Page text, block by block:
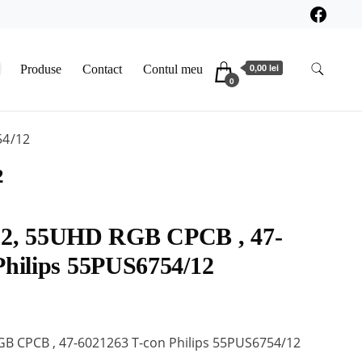
Produse Contact Contul meu
0
0,00 lei
12
55UHD RGB CPCB , 47-
55PUS6754/12
CPCB , 47-6021263 T-con Philips 55PUS6754/12